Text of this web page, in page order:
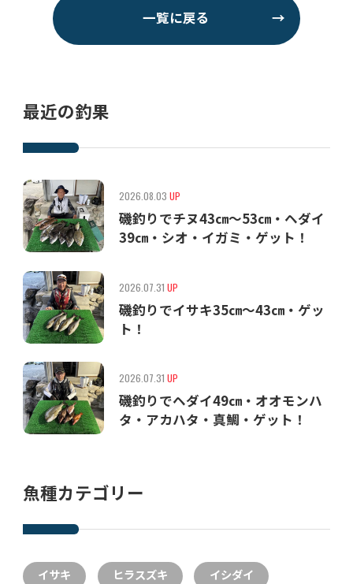
一覧に戻る →
最近の釣果
2026.08.03 UP
磯釣りでチヌ43㎝〜53㎝・ヘダイ
39㎝・シオ・イガミ・ゲット！
2026.07.31 UP
磯釣りでイサキ35㎝〜43㎝・ゲッ
ト！
2026.07.31 UP
磯釣りでヘダイ49㎝・オオモンハ
タ・アカハタ・真鯛・ゲット！
魚種カテゴリー
イサキ ヒラスズキ イシダイ